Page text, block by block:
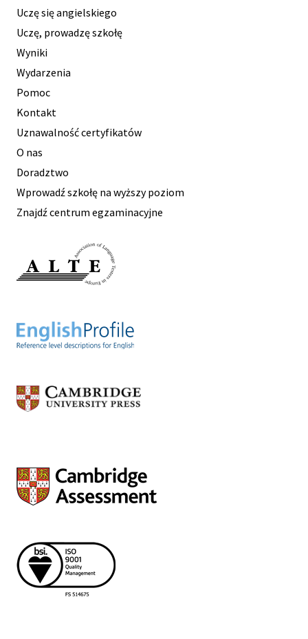
Uczę się angielskiego
Uczę, prowadzę szkołę
Wyniki
Wydarzenia
Pomoc
Kontakt
Uznawalność certyfikatów
O nas
Doradztwo
Wprowadź szkołę na wyższy poziom
Znajdź centrum egzaminacyjne